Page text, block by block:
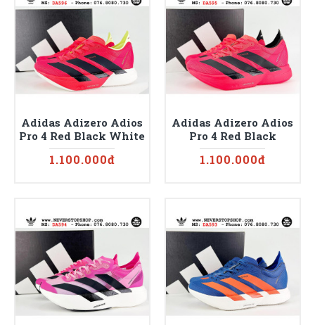
Adidas Adizero Adios
Pro 4 Red Black White
1.100.000đ
Adidas Adizero Adios
Pro 4 Red Black
1.100.000đ